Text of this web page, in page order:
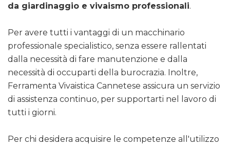
da giardinaggio e vivaismo professionali.
Per avere tutti i vantaggi di un macchinario
professionale specialistico, senza essere rallentati
dalla necessità di fare manutenzione e dalla
necessità di occuparti della burocrazia. Inoltre,
Ferramenta Vivaistica Cannetese assicura un servizio
di assistenza continuo, per supportarti nel lavoro di
tutti i giorni.
Per chi desidera acquisire le competenze all'utilizzo